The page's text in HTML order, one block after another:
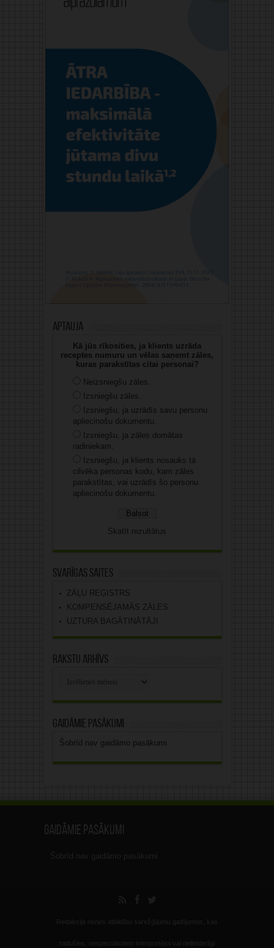
Aptauja
Kā jūs rīkosities, ja klients uzrāda
receptes numuru un vēlas saņemt zāles,
kuras parakstītas citai personai?
Neizsniegšu zāles.
Izsniegšu zāles.
Izsniegšu, ja uzrādīs savu personu
apliecinošu dokumentu.
Izsniegšu, ja zāles domātas
radiniekam.
Izsniegšu, ja klients nosauks tā
cilvēka personas kodu, kam zāles
parakstītas, vai uzrādīs šo personu
apliecinošu dokumentu.
Skatīt rezultātus
Svarīgas saites
ZĀĻU REĢISTRS
KOMPENSĒJAMĀS ZĀLES
UZTURA BAGĀTINĀTĀJI
Rakstu arhīvs
Gaidāmie pasākumi
Šobrīd nav gaidāmo pasākumi.
Gaidāmie pasākumi
Šobrīd nav gaidāmo pasākumi.
Redakcija nenes atbildību sarežģījumu gadījumos, kas